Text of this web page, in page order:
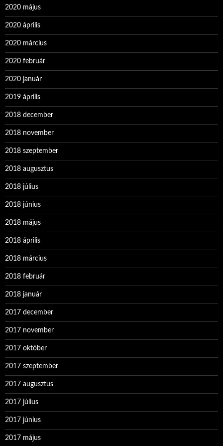
2020 május
2020 április
2020 március
2020 február
2020 január
2019 április
2018 december
2018 november
2018 szeptember
2018 augusztus
2018 július
2018 június
2018 május
2018 április
2018 március
2018 február
2018 január
2017 december
2017 november
2017 október
2017 szeptember
2017 augusztus
2017 július
2017 június
2017 május